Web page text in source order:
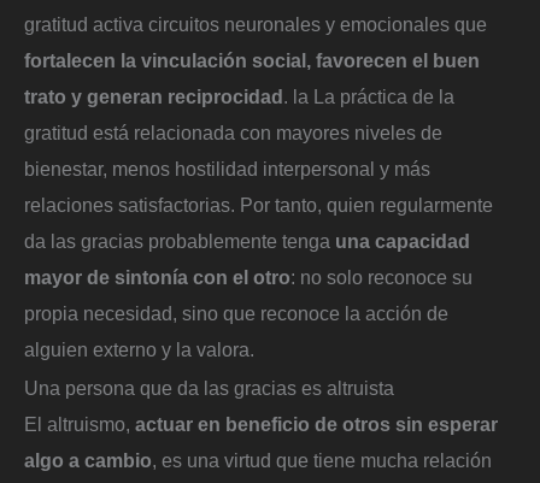
gratitud activa circuitos neuronales y emocionales que
fortalecen la vinculación social, favorecen el buen
trato y generan reciprocidad. la La práctica de la
gratitud está relacionada con mayores niveles de
bienestar, menos hostilidad interpersonal y más
relaciones satisfactorias. Por tanto, quien regularmente
da las gracias probablemente tenga una capacidad
mayor de sintonía con el otro: no solo reconoce su
propia necesidad, sino que reconoce la acción de
alguien externo y la valora.
Una persona que da las gracias es altruista
El altruismo, actuar en beneficio de otros sin esperar
algo a cambio , es una virtud que tiene mucha relación